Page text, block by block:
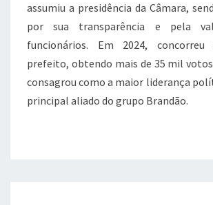
assumiu a presidência da Câmara,
por sua transparência e pela
funcionários. Em 2024,
prefeito, obtendo mais de 35 mil
consagrou como a maior liderança
principal aliado do grupo Brandão.